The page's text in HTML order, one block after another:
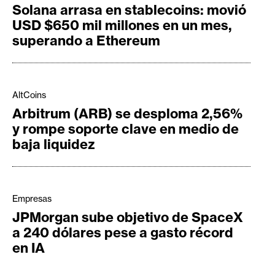
Solana arrasa en stablecoins: movió
USD $650 mil millones en un mes,
superando a Ethereum
AltCoins
Arbitrum (ARB) se desploma 2,56%
y rompe soporte clave en medio de
baja liquidez
Empresas
JPMorgan sube objetivo de SpaceX
a 240 dólares pese a gasto récord
en IA